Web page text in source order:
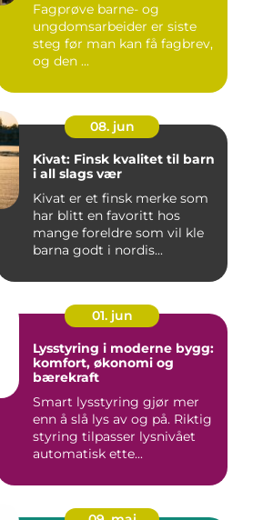
– veien til fagbrev
Fagprøve barne- og
ungdomsarbeider er siste
steg før man kan få fagbrev,
og den ...
08. jun
Kivat: Finsk kvalitet til barn
i all slags vær
Kivat er et finsk merke som
har blitt en favoritt hos
mange foreldre som vil kle
barna godt i nordis...
01. jun
Lysstyring i moderne bygg:
komfort, økonomi og
bærekraft
Smart lysstyring gjør mer
enn å slå lys av og på. Riktig
styring tilpasser lysnivået
automatisk ette...